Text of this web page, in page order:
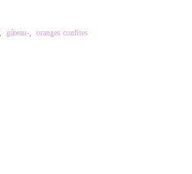
gâteau- oranges confites